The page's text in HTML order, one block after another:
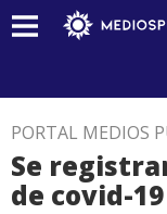
PORTAL MEDIOS
Se
de covid-